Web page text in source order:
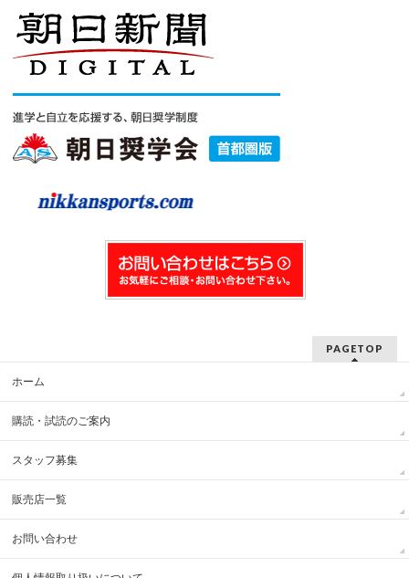
PAGETOP
ホーム
購読・試読のご案内
スタッフ募集
販売店一覧
お問い合わせ